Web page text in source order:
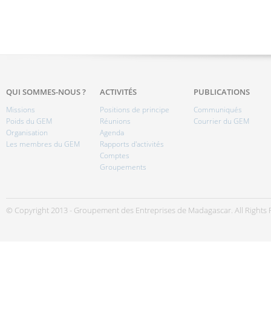
QUI SOMMES-NOUS ?
Missions
Poids du GEM
Organisation
Les membres du GEM
ACTIVITÉS
Positions de principe
Réunions
Agenda
Rapports d'activités
Comptes
Groupements
PUBLICATIONS
Communiqués
Courrier du GEM
© Copyright 2013 - Groupement des Entreprises de Madagascar. All Rights